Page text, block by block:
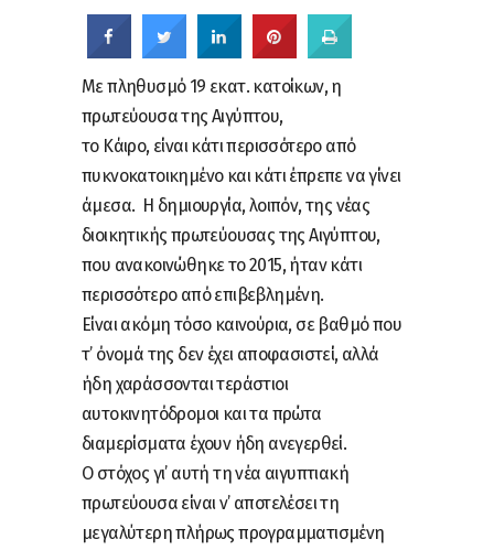
Με πληθυσμό 19 εκατ. κατοίκων, η
πρωτεύουσα της Αιγύπτου,
το Κάιρο, είναι κάτι περισσότερο από
πυκνοκατοικημένο και κάτι έπρεπε να γίνει
άμεσα. Η δημιουργία, λοιπόν, της νέας
διοικητικής πρωτεύουσας της Αιγύπτου,
που ανακοινώθηκε το 2015, ήταν κάτι
περισσότερο από επιβεβλημένη.
Είναι ακόμη τόσο καινούρια, σε βαθμό που
τ’ όνομά της δεν έχει αποφασιστεί, αλλά
ήδη χαράσσονται τεράστιοι
αυτοκινητόδρομοι και τα πρώτα
διαμερίσματα έχουν ήδη ανεγερθεί.
Ο στόχος γι’ αυτή τη νέα αιγυπτιακή
πρωτεύουσα είναι ν’ αποτελέσει τη
μεγαλύτερη πλήρως προγραμματισμένη